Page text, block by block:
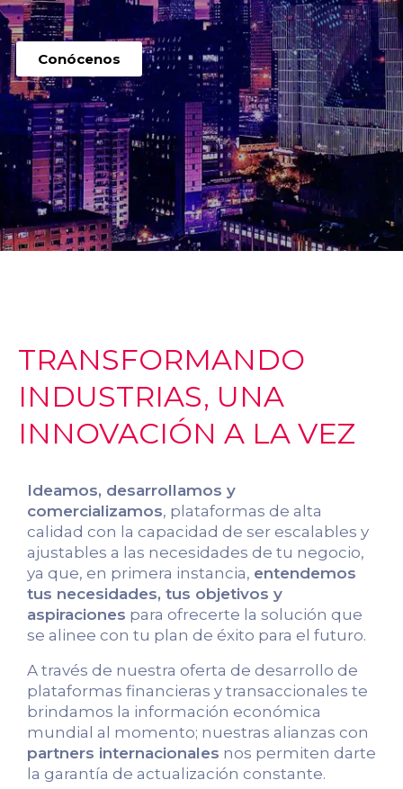
Conócenos
TRANSFORMANDO
INDUSTRIAS, UNA
INNOVACIÓN A LA VEZ
Ideamos, desarrollamos y
comercializamos, plataformas de alta
calidad con la capacidad de ser escalables y
ajustables a las necesidades de tu negocio,
ya que, en primera instancia, entendemos
tus necesidades, tus objetivos y
aspiraciones para ofrecerte la solución que
se alinee con tu plan de éxito para el futuro.
A través de nuestra oferta de desarrollo de
plataformas financieras y transaccionales te
brindamos la información económica
mundial al momento; nuestras alianzas con
partners internacionales nos permiten darte
la garantía de actualización constante.